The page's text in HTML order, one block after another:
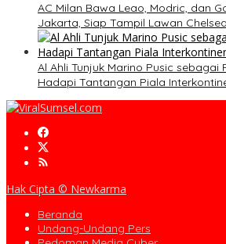
AC Milan Bawa Leao, Modric, dan
Jakarta, Siap Tampil Lawan Chelsea
Al Ahli Tunjuk Marino Pusic sebagai
Hadapi Tantangan Piala
Hak Cipta © Newkarma
Beranda
Undang-Undang Pers